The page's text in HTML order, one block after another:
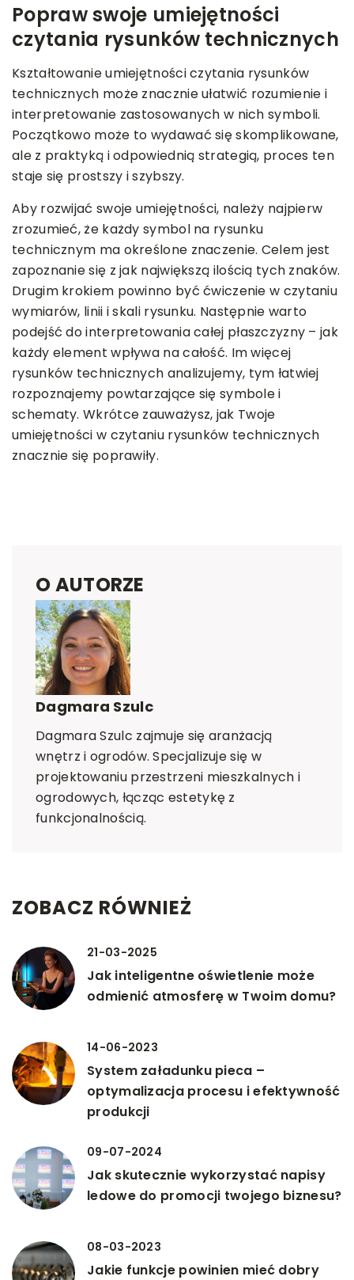
Popraw swoje umiejętności
czytania rysunków technicznych
Kształtowanie umiejętności czytania rysunków
technicznych może znacznie ułatwić rozumienie i
interpretowanie zastosowanych w nich symboli.
Początkowo może to wydawać się skomplikowane,
ale z praktyką i odpowiednią strategią, proces ten
staje się prostszy i szybszy.
Aby rozwijać swoje umiejętności, należy najpierw
zrozumieć, że każdy symbol na rysunku
technicznym ma określone znaczenie. Celem jest
zapoznanie się z jak największą ilością tych znaków.
Drugim krokiem powinno być ćwiczenie w czytaniu
wymiarów, linii i skali rysunku. Następnie warto
podejść do interpretowania całej płaszczyzny – jak
każdy element wpływa na całość. Im więcej
rysunków technicznych analizujemy, tym łatwiej
rozpoznajemy powtarzające się symbole i
schematy. Wkrótce zauważysz, jak Twoje
umiejętności w czytaniu rysunków technicznych
znacznie się poprawiły.
O AUTORZE
Dagmara Szulc
Dagmara Szulc zajmuje się aranżacją
wnętrz i ogrodów. Specjalizuje się w
projektowaniu przestrzeni mieszkalnych i
ogrodowych, łącząc estetykę z
funkcjonalnością.
ZOBACZ RÓWNIEŻ
21-03-2025
Jak inteligentne oświetlenie może
odmienić atmosferę w Twoim domu?
14-06-2023
System załadunku pieca –
optymalizacja procesu i efektywność
produkcji
09-07-2024
Jak skutecznie wykorzystać napisy
ledowe do promocji twojego biznesu?
08-03-2023
Jakie funkcje powinien mieć dobry